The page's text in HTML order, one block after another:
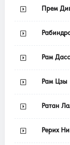
Прем
Рам Дасс
Рам Цзы
Ратан
Рерих